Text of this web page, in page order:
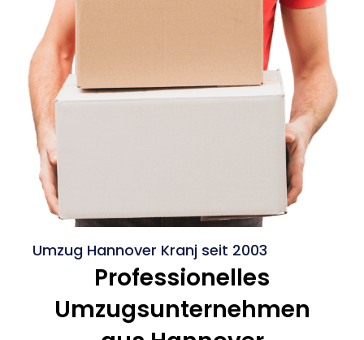
Umzug Hannover Kranj seit 2003
Professionelles
Umzugsunternehmen